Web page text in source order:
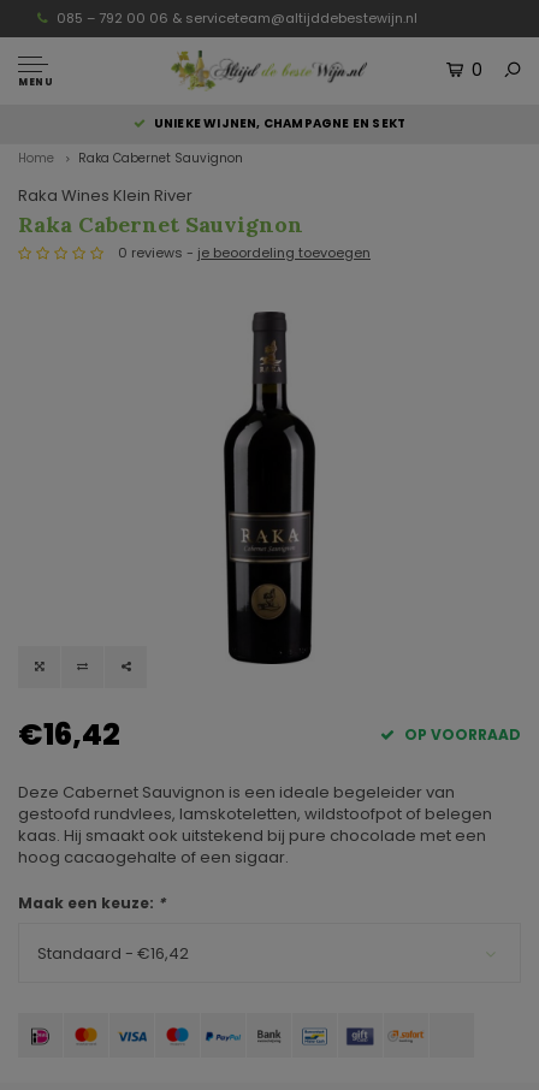
085 – 792 00 06 & serviceteam@altijddebestewijn.nl
MENU
0
UNIEKE WIJNEN, CHAMPAGNE EN SEKT
Home Raka Cabernet Sauvignon
Raka Wines Klein River
Raka Cabernet Sauvignon
0 reviews - je beoordeling toevoegen
€16,42 OP VOORRAAD
Deze Cabernet Sauvignon is een ideale begeleider van
gestoofd rundvlees, lamskoteletten, wildstoofpot of belegen
kaas. Hij smaakt ook uitstekend bij pure chocolade met een
hoog cacaogehalte of een sigaar.
Maak een keuze: *
Standaard - €16,42